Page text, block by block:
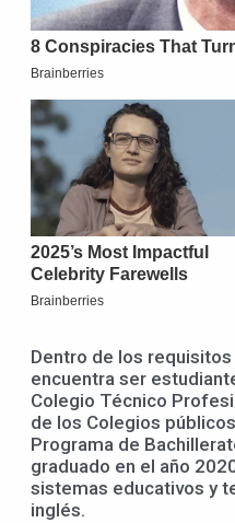
Dentro de los
encuentra ser
Colegio Técnico
de los Colegios
Programa de
graduado en el año
sistemas educativos y
inglés.